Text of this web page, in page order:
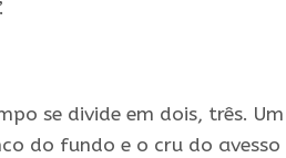
se divide em dois, três.
do fundo e o cru do